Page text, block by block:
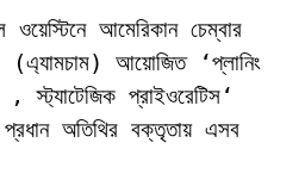
আমেরিকান চেম্বার
(এ্যামচাম) আয়োজিত ‘প্লানিং
স্ট্যাটেজিক প্রাইওরেটিস‘
অতিথির বক্তৃতায় এসব